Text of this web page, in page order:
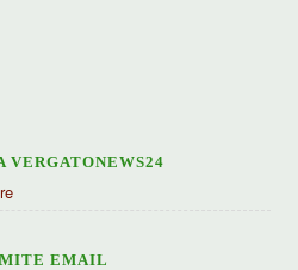
EMAIL